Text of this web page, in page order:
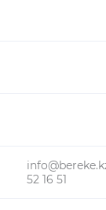
52 16 51